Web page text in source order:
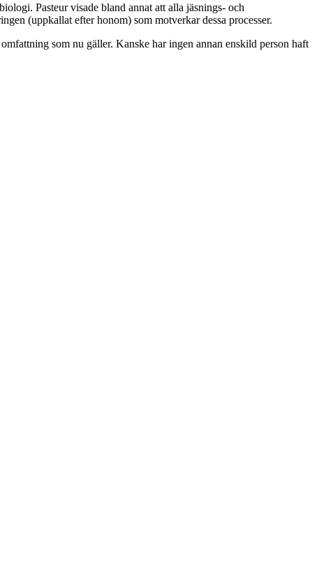
Pasteur visade bland annat att alla jäsnings- och
(uppkallat efter honom) som motverkar dessa processer.
som nu gäller. Kanske har ingen annan enskild person haft